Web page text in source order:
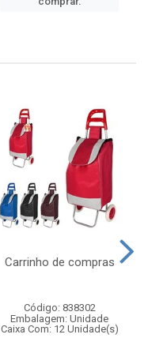
Carrinho de compras
Código: 838302
Embalagem: Unidade
Caixa Com: 12 Unidade(s)